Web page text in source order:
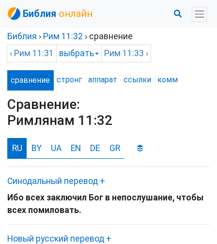
Библия онлайн
Библия › Рим 11:32 › сравнение
‹ Рим 11:31 выбрать Рим 11:33 ›
сравнение стронг аппарат ссылки комм
Сравнение:
Римлянам 11:32
RU BY UA EN DE GR
Синодальный перевод +
Ибо всех заключил Бог в непослушание, чтобы
всех помиловать.
Новый русский перевод +